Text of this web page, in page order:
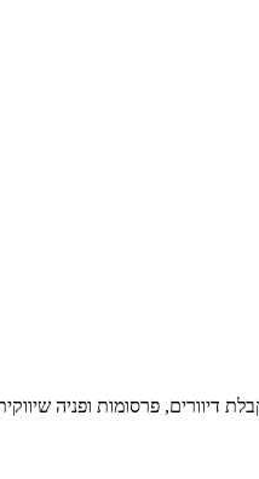
דיוורים, פרסומות ופניה